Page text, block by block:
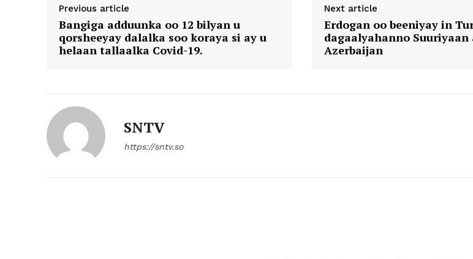
Previous article
Bangiga adduunka oo 12 bilyan u
qorsheeyay dalalka soo koraya si ay u
helaan tallaalka Covid-19.
Next article
Erdogan oo beeniyay in
dagaalyahanno
Azerbaijan
SNTV
https://sntv.so